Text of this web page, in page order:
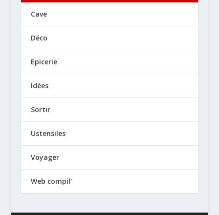
Cave
Déco
Epicerie
Idées
Sortir
Ustensiles
Voyager
Web compil'